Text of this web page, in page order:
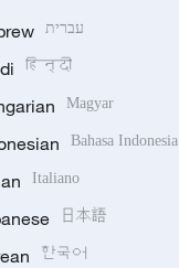
עברית
हिन्दी
Magyar
Bahasa Indonesia
Italiano
日本語
한국어